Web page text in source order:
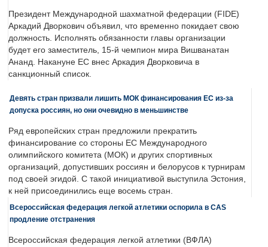
Президент Международной шахматной федерации (FIDE)
Аркадий Дворкович объявил, что временно покидает свою
должность. Исполнять обязанности главы организации
будет его заместитель, 15-й чемпион мира Вишванатан
Ананд. Накануне ЕС внес Аркадия Дворковича в
санкционный список.
Девять стран призвали лишить МОК финансирования ЕС из-за
допуска россиян, но они очевидно в меньшинстве
Ряд европейских стран предложили прекратить
финансирование со стороны ЕС Международного
олимпийского комитета (МОК) и других спортивных
организаций, допустивших россиян и белорусов к турнирам
под своей эгидой. С такой инициативой выступила Эстония,
к ней присоединились еще восемь стран.
Всероссийская федерация легкой атлетики оспорила в CAS
продление отстранения
Всероссийская федерация легкой атлетики (ВФЛА)